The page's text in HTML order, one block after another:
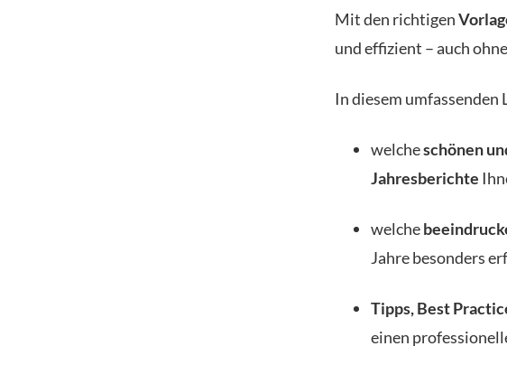
Mit den richtigen
und effizient – auch
In diesem umfassenden
welcheschönen
Jahresberichte
welche
Jahre besonders
Tipps, Best
einen